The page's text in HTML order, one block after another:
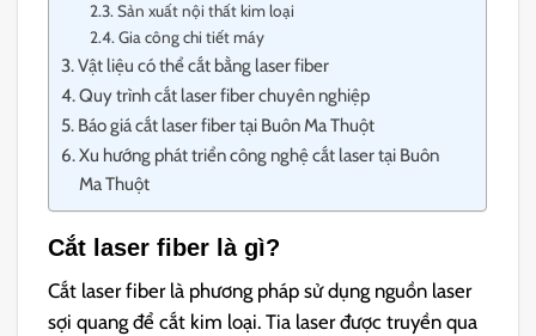
Sản xuất nội thất kim loại
Gia công chi tiết máy
Vật liệu có thể cắt bằng laser fiber
Quy trình cắt laser fiber chuyên nghiệp
Báo giá cắt laser fiber tại Buôn Ma Thuột
Xu hướng phát triển công nghệ cắt laser tại Buôn
Ma Thuột
Cắt laser fiber là gì?
Cắt laser fiber là phương pháp sử dụng nguồn laser
sợi quang để cắt kim loại. Tia laser được truyền qua